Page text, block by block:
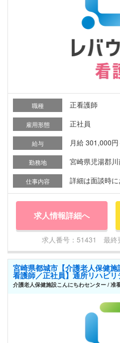
職種 正看護師
雇用形態 正社員
給与 月給 301,000円
勤務地 宮崎県児湯郡
仕事内容 詳細は面談時に
求人情報詳細へ
求人番号：51431 最終
宮崎県都城市【介護老人保健
看護師／正社員】通所リハビ
介護老人保健施設こんにちわセンター / 准